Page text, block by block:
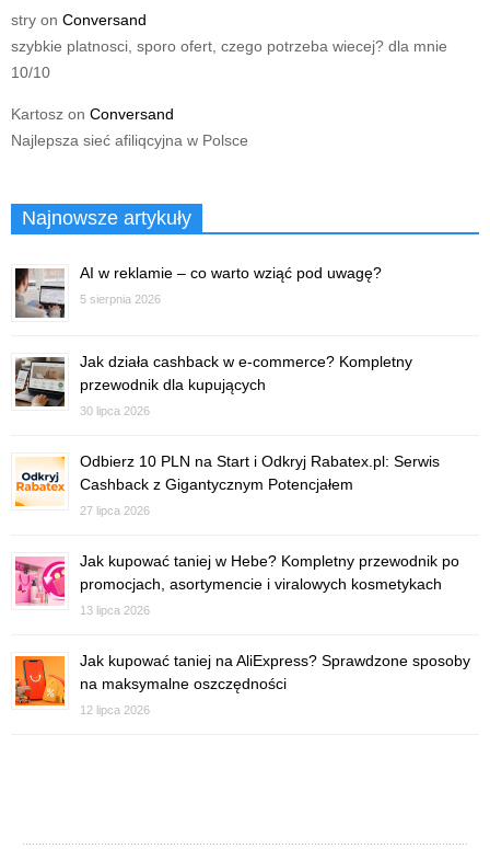
stry on Conversand
szybkie platnosci, sporo ofert, czego potrzeba wiecej? dla mnie
10/10
Kartosz on Conversand
Najlepsza sieć afiliqcyjna w Polsce
Najnowsze artykuły
AI w reklamie – co warto wziąć pod uwagę?
5 sierpnia 2026
Jak działa cashback w e-commerce? Kompletny
przewodnik dla kupujących
30 lipca 2026
Odbierz 10 PLN na Start i Odkryj Rabatex.pl: Serwis
Cashback z Gigantycznym Potencjałem
27 lipca 2026
Jak kupować taniej w Hebe? Kompletny przewodnik po
promocjach, asortymencie i viralowych kosmetykach
13 lipca 2026
Jak kupować taniej na AliExpress? Sprawdzone sposoby
na maksymalne oszczędności
12 lipca 2026